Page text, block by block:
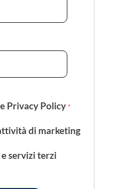
Privacy Policy *
di marketing
servizi terzi